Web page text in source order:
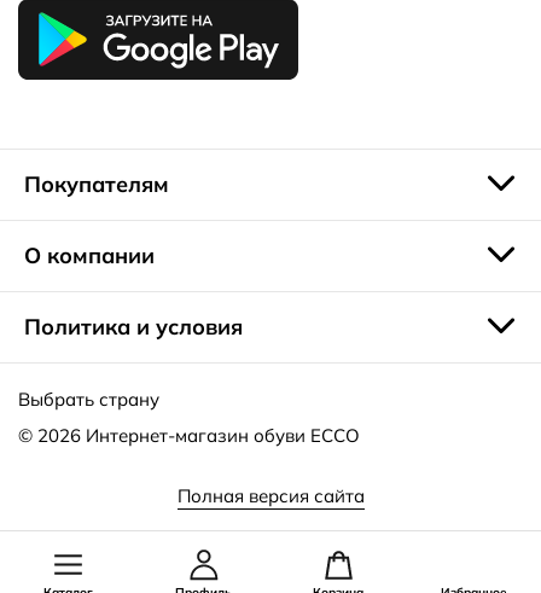
Покупателям
О компании
Политика и условия
Выбрать страну
© 2026 Интернет-магазин обуви ECCO
Полная версия сайта